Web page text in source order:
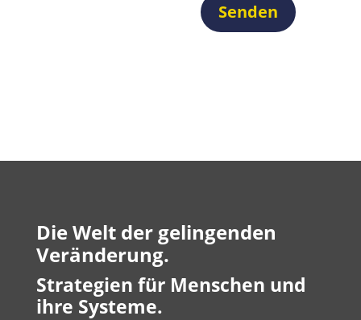
Senden
Die Welt der gelingenden
Veränderung.
Strategien für Menschen und
ihre Systeme.